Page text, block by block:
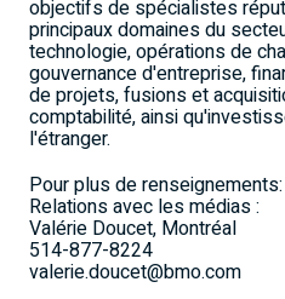
objectifs de spécialistes
principaux domaines du
technologie, opérations de
gouvernance d'entreprise,
de projets, fusions et
comptabilité, ainsi
l'étranger.
Pour plus de renseignements:
Relations avec les médias :
Valérie Doucet, Montréal
514-877-8224
valerie.doucet@bmo.com